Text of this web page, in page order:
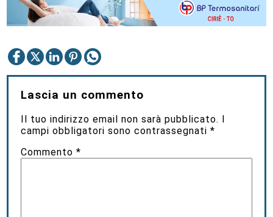
Lascia un commento
Il tuo indirizzo email non sarà pubblicato. I
campi obbligatori sono contrassegnati*
Commento*